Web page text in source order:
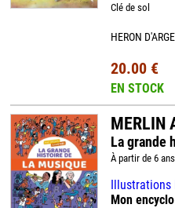
Clé de sol
HERON
20.00 €
EN STOCK
MERLIN
La grande
À partir de 6 ans
Illustrations
Mon